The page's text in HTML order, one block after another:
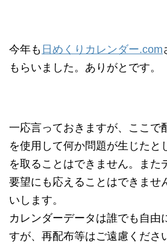
今年も 日めくりカレンダー.com
もらいました。ありがとです。
一応言っておきますが、ここで
を使用して何か問題が生じたと
を取ることはできません。また
要望にも応えることはできませ
いします。
カレンダーデータは誰でも自由
すが、再配布等はご遠慮くださ